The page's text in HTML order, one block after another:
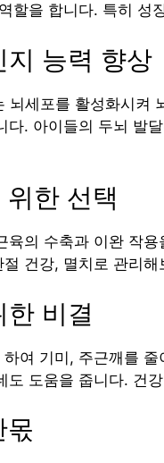
할을 합니다. 특히 성
지 능력 향상
뇌세포를 활성화시켜
다. 아이들의 두뇌 발
한 선택
육의 수축과 이완 작
건강, 멸치로 관리해
비결
여 기미, 주근깨를
도 도움을 줍니다. 건
몫